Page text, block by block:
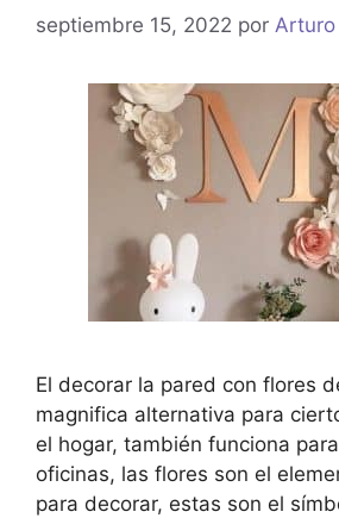
septiembre 15, 2022 por Arturo
El decorar la pared con flores
magnifica alternativa para
el hogar, también funciona
oficinas, las flores son el
para decorar, estas son el